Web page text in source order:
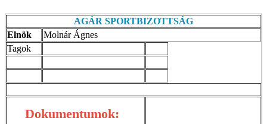
AGÁR SPORTBIZOTTSÁG
Elnök
Molnár Ágnes
Tagok
Dokumentumok: